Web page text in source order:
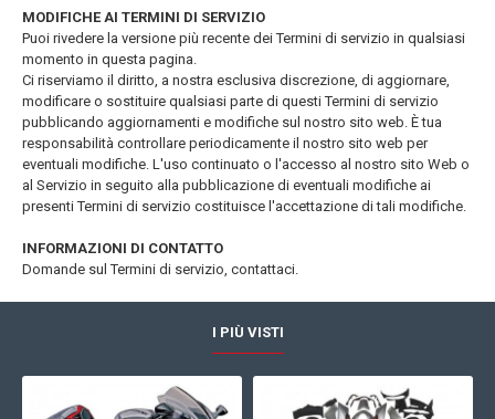
MODIFICHE AI TERMINI DI SERVIZIO
Puoi rivedere la versione più recente dei Termini di servizio in qualsiasi
momento in questa pagina.
Ci riserviamo il diritto, a nostra esclusiva discrezione, di aggiornare,
modificare o sostituire qualsiasi parte di questi Termini di servizio
pubblicando aggiornamenti e modifiche sul nostro sito web. È tua
responsabilità controllare periodicamente il nostro sito web per
eventuali modifiche. L'uso continuato o l'accesso al nostro sito Web o
al Servizio in seguito alla pubblicazione di eventuali modifiche ai
presenti Termini di servizio costituisce l'accettazione di tali modifiche.
INFORMAZIONI DI CONTATTO
Domande sul Termini di servizio, contattaci.
I PIÙ VISTI